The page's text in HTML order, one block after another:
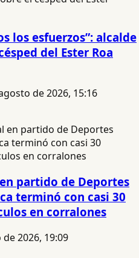
los esfuerzos”: alcalde
del Ester Roa
de 2026, 15:16
partido de Deportes
terminó con casi 30
en corralones
2026, 19:09